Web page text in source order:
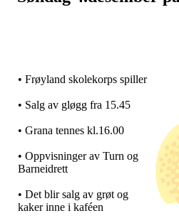
• Frøyland skolekorps spiller
• Salg av gløgg fra 15.45
• Grana tennes kl.16.00
• Oppvisninger av Turn og
Barneidrett
• Det blir salg av grøt og
kaker inne i kaféen